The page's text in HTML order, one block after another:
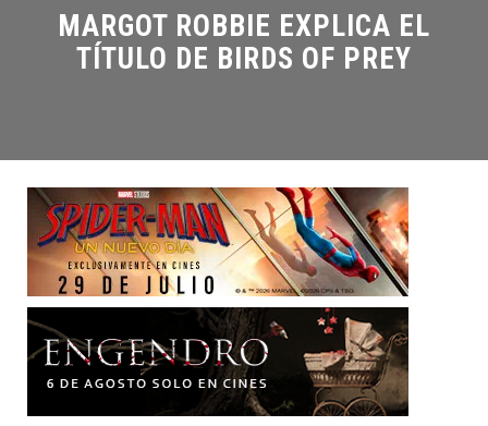
MARGOT ROBBIE EXPLICA EL
TÍTULO DE BIRDS OF PREY